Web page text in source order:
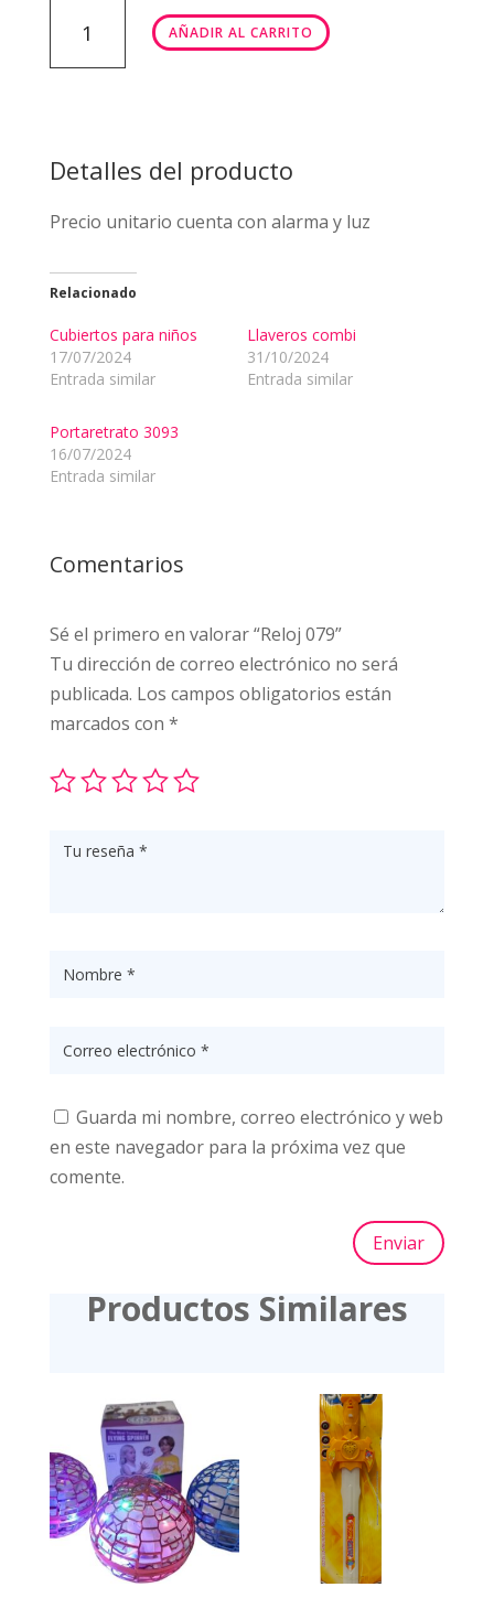
cantidad
AÑADIR AL CARRITO
Detalles del producto
Precio unitario cuenta con alarma y luz
Relacionado
Cubiertos para niños
17/07/2024
Entrada similar
Llaveros combi
31/10/2024
Entrada similar
Portaretrato 3093
16/07/2024
Entrada similar
Comentarios
Sé el primero en valorar “Reloj 079”
Tu dirección de correo electrónico no será
publicada. Los campos obligatorios están
marcados con *
Guarda mi nombre, correo electrónico y web
en este navegador para la próxima vez que
comente.
Enviar
Productos Similares